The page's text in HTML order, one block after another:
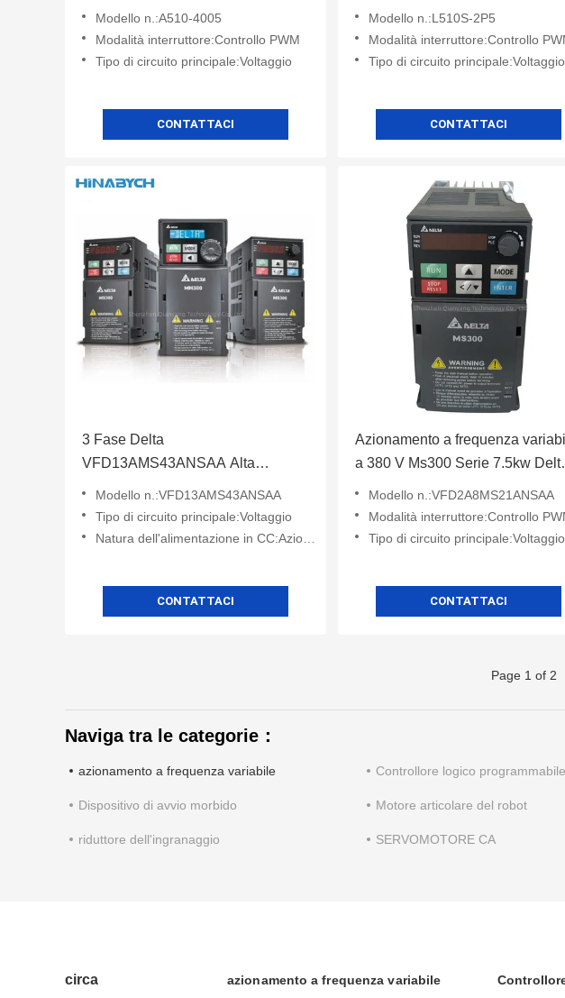
Modello n.:A510-4005
Modalità interruttore:Controllo PWM
Tipo di circuito principale:Voltaggio
CONTATTACI
Modello n.:L510S-2P5
Modalità interruttore:Controllo
Tipo di circuito principale:Voltaggio
CONTATTACI
3 Fase Delta
VFD13AMS43ANSAA Alta
energetico
Modello n.:VFD13AMS43ANSAA
Tipo di circuito principale:Voltaggio
Natura dell'alimentazione in CC:Azionamento di corrente a frequenza variabile
CONTATTACI
Azionamento a frequenza
a 380 V Ms300 Serie 7.5kw
Modello n.:VFD2A8MS21ANSAA
Modalità interruttore:Controllo
Tipo di circuito principale:Voltaggio
CONTATTACI
Page 1 of 2
Naviga tra le categorie：
azionamento a frequenza variabile Controllore logico programmabile
Dispositivo di avvio morbido Motore articolare del robot
riduttore dell'ingranaggio SERVOMOTORE CA
circa azionamento a frequenza variabile